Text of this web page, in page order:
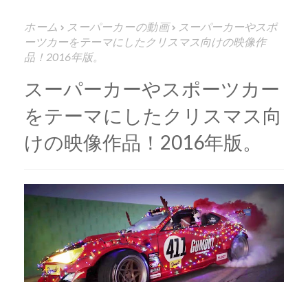
ホーム スーパーカーの動画
スーパーカーやスポ
ーツカーをテーマにしたクリスマス向けの映像作
品！2016年版。
スーパーカーやスポーツカー
をテーマにしたクリスマス向
けの映像作品！2016年版。